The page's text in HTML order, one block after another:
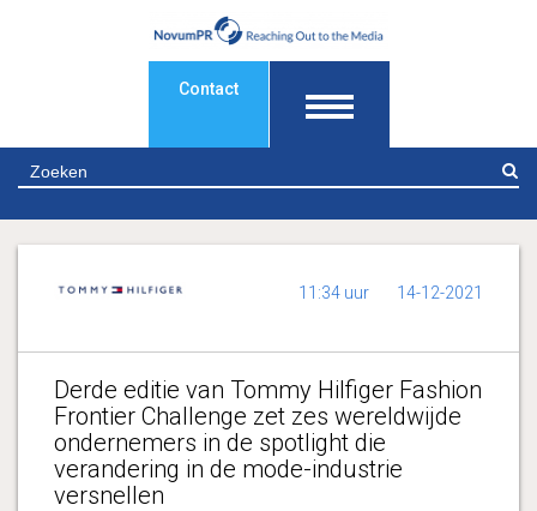
Contact
11:34 uur 14-12-2021
Derde editie van Tommy Hilfiger Fashion
Frontier Challenge zet zes wereldwijde
ondernemers in de spotlight die
verandering in de mode-industrie
versnellen